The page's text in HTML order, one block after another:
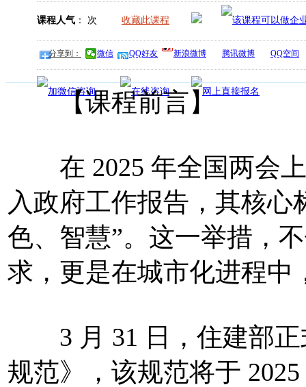
课程人气 ： 次 收藏此课程
分享到： 微信 QQ好友 新浪微博 腾讯微博 QQ空间
【课程前言】
在 2025 年全国两会上
入政府工作报告，其核心
色、智慧”。这一举措，
求，更是在城市化进程中
3 月 31 日，住建部正
规范》，该规范将于